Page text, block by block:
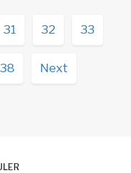
31 32 33
38 Next